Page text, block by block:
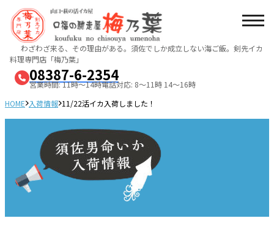
わざわざ来る、その理由がある。須佐でしか成立しない海ご飯。 剣先イカ
料理専門店「梅乃葉」
08387-6-2354
営業時間: 11時～14時電話対応: 8～11時 14～16時
HOME 入荷情報 11/22活イカ入荷しました！